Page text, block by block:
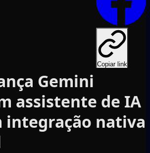
Copiar link
Gemini
assistente de IA
integração nativa